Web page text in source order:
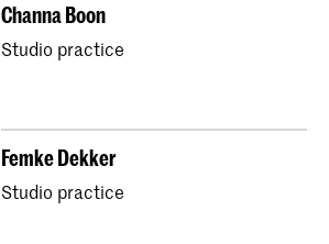
Channa Boon
Studio practice
Femke Dekker
Studio practice